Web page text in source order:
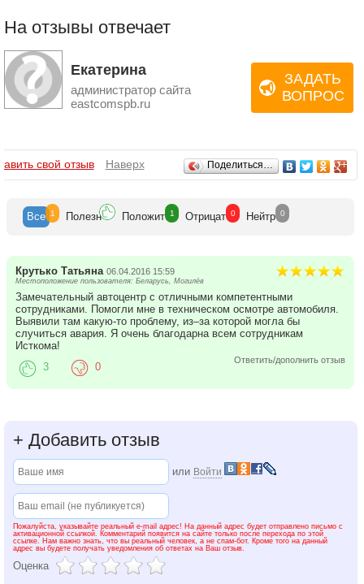
На отзывы отвечает
Екатерина
администратор сайта
eastcomspb.ru
ЗАДАТЬ
ВОПРОС
Отзывы
свой отзыв Наверх Поделиться…
Все 1 Полезн Положит 1 Отрицат 0 Нейтр 0
Крутько Татьяна 06.04.2016 15:59
Местоположение пользователя: Беларусь, Могилёв
Замечательный автоцентр с отличными компетентными
сотрудниками. Помогли мне в техническом осмотре автомобиля.
Выявили там какую-то проблему, из–за которой могла бы
случиться авария. Я очень благодарна всем сотрудникам
Исткома!
Ответить/дополнить отзыв
3 0
+ Добавить отзыв
или Войти
Пожалуйста, указывайте реальный e-mail адрес! На данный адрес будет отправлено письмо с
активационной ссылкой. Комментарий появится на сайте только после перехода по этой
ссылке. Нам важно знать, что вы реальный человек, а не спам-бот. Кроме того на данный
адрес вы будете получать уведомления об ответах на Ваш отзыв.
Оценка